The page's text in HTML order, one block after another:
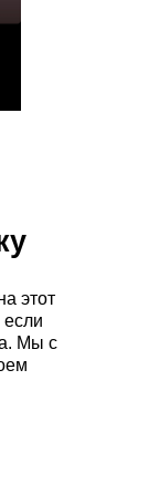
этот
Мы с